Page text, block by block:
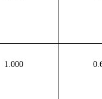
1.000